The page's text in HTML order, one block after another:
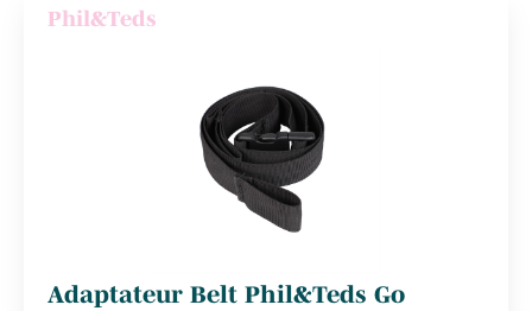
Phil&Teds
Adaptateur Belt Phil&Teds Go